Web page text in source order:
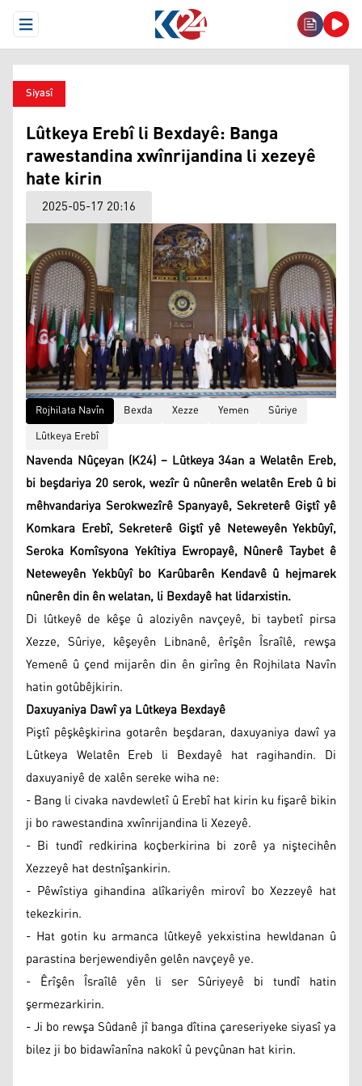
Open Menu
Siyasî
Lûtkeya Erebî li Bexdayê: Banga
rawestandina xwînrijandina li xezeyê
hate kirin
2025-05-17 20:16
Rojhilata Navîn Bexda Xezze Yemen
Sûriye
Lûtkeya Erebî
Navenda Nûçeyan (K24) – Lûtkeya 34an a Welatên Ereb,
bi beşdariya 20 serok, wezîr û nûnerên welatên Ereb û bi
mêhvandariya Serokwezîrê Spanyayê, Sekreterê Giştî yê
Komkara Erebî, Sekreterê Giştî yê Neteweyên Yekbûyî,
Seroka Komîsyona Yekîtiya Ewropayê, Nûnerê Taybet ê
Neteweyên Yekbûyî bo Karûbarên Kendavê û hejmarek
nûnerên din ên welatan, li Bexdayê hat lidarxistin.
Di lûtkeyê de kêşe û aloziyên navçeyê, bi taybetî pirsa
Xezze, Sûriye, kêşeyên Libnanê, êrîşên Îsraîlê, rewşa
Yemenê û çend mijarên din ên girîng ên Rojhilata Navîn
hatin gotûbêjkirin.
Daxuyaniya Dawî ya Lûtkeya Bexdayê
Piştî pêşkêşkirina gotarên beşdaran, daxuyaniya dawî ya
Lûtkeya Welatên Ereb li Bexdayê hat ragihandin. Di
daxuyaniyê de xalên sereke wiha ne:
- Bang li civaka navdewletî û Erebî hat kirin ku fişarê bikin
ji bo rawestandina xwînrijandina li Xezeyê.
- Bi tundî redkirina koçberkirina bi zorê ya niştecihên
Xezzeyê hat destnîşankirin.
- Pêwîstiya gihandina alîkariyên mirovî bo Xezzeyê hat
tekezkirin.
- Hat gotin ku armanca lûtkeyê yekxistina hewldanan û
parastina berjewendiyên gelên navçeyê ye.
- Êrîşên Îsraîlê yên li ser Sûriyeyê bi tundî hatin
şermezarkirin.
- Ji bo rewşa Sûdanê jî banga dîtina çareseriyeke siyasî ya
bilez ji bo bidawîanîna nakokî û pevçûnan hat kirin.